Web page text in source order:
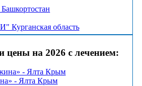
область
цены на 2026 с лечением:
- Ялта Крым